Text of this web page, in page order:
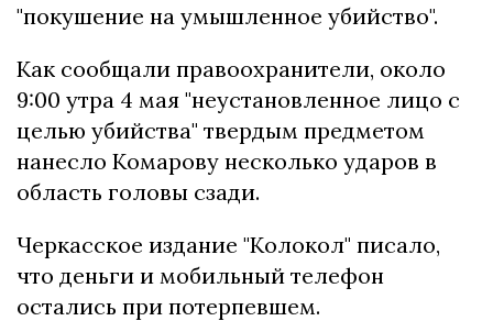
"покушение на умышленное убийство".
Как сообщали правоохранители, около
9:00 утра 4 мая "неустановленное лицо с
целью убийства" твердым предметом
нанесло Комарову несколько ударов в
область головы сзади.
Черкасское издание "Колокол" писало,
что деньги и мобильный телефон
остались при потерпевшем.